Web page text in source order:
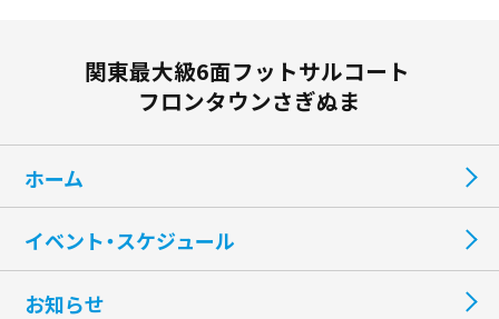
関東最大級6面フットサルコート
フロンタウンさぎぬま
ホーム
イベント・スケジュール
お知らせ